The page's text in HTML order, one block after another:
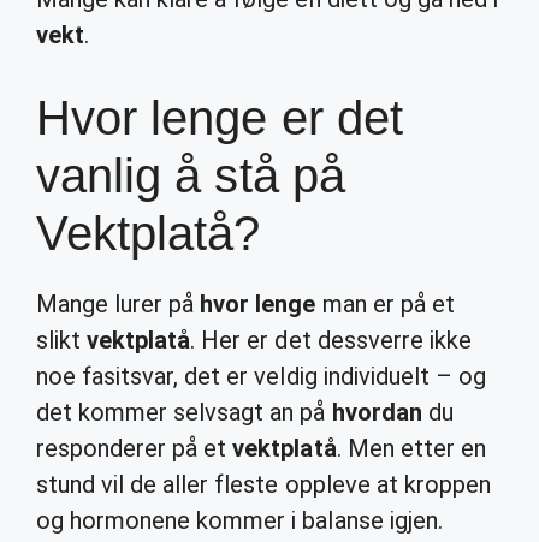
vekt.
Hvor lenge er det
vanlig å stå på
Vektplatå?
Mange lurer på hvor lenge man er på et
sliktvektplatå. Her er det dessverre ikke
noe fasitsvar, det er veldig individuelt – og
det kommer selvsagt an på hvordan du
responderer på etvektplatå. Men etter en
stund vil de aller fleste oppleve at kroppen
og hormonene kommer i balanse igjen.